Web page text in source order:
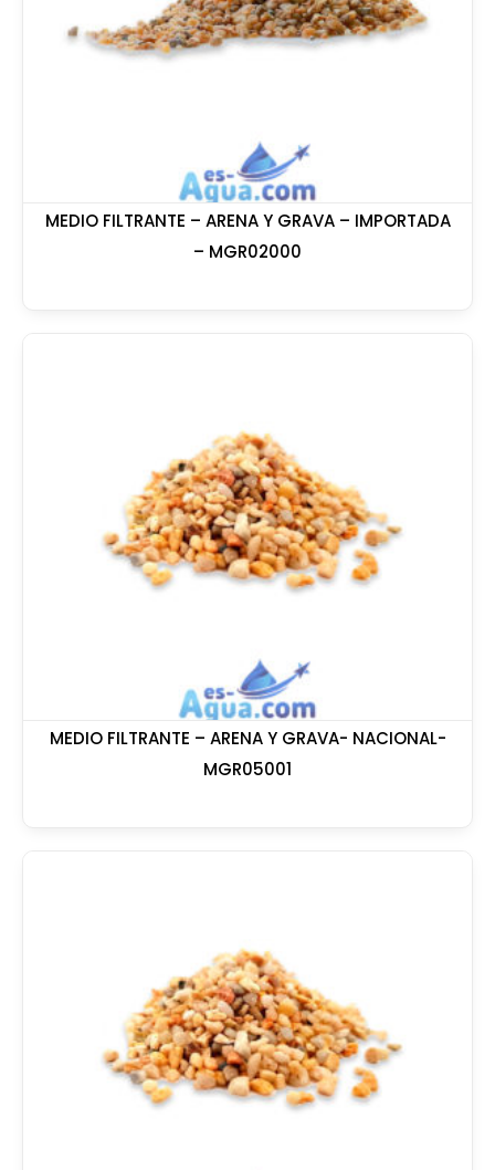
MEDIO FILTRANTE – ARENA Y GRAVA – IMPORTADA
– MGR02000
MEDIO FILTRANTE – ARENA Y GRAVA- NACIONAL-
MGR05001